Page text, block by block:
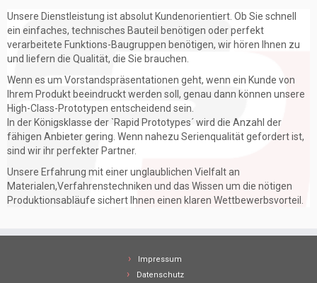
Unsere Dienstleistung ist absolut Kundenorientiert. Ob Sie schnell
ein einfaches, technisches Bauteil benötigen oder perfekt
verarbeitete Funktions-Baugruppen benötigen, wir hören Ihnen zu
und liefern die Qualität, die Sie brauchen.
Wenn es um Vorstandspräsentationen geht, wenn ein Kunde von
Ihrem Produkt beeindruckt werden soll, genau dann können unsere
High-Class-Prototypen entscheidend sein.
In der Königsklasse der `Rapid Prototypes´ wird die Anzahl der
fähigen Anbieter gering. Wenn nahezu Serienqualität gefordert ist,
sind wir ihr perfekter Partner.
Unsere Erfahrung mit einer unglaublichen Vielfalt an
Materialen,Verfahrenstechniken und das Wissen um die nötigen
Produktionsabläufe sichert Ihnen einen klaren Wettbewerbsvorteil.
Impressum
Datenschutz